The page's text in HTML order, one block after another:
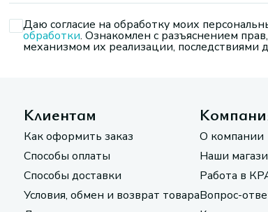
Даю согласие на обработку моих
обработки. Ознакомлен с разъяснением
механизмом их реализации, последствиями
Клиентам
Как оформить заказ
Способы оплаты
Способы доставки
Условия, обмен и возврат товара
О компании
Наши
Работа в
Вопрос-